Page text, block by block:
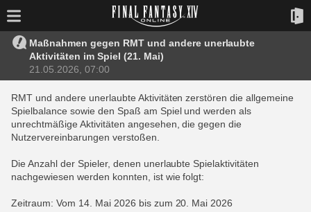
Maßnahmen gegen RMT und andere unerlaubte
Aktivitäten im Spiel (21. Mai)
21.05.2026, 07:00
RMT und andere unerlaubte Aktivitäten zerstören die allgemeine
Spielbalance sowie den Spaß am Spiel und werden als
unrechtmäßige Aktivitäten angesehen, die gegen die
Nutzervereinbarungen verstoßen.
Die Anzahl der Spieler, denen unerlaubte Spielaktivitäten
nachgewiesen werden konnten, ist wie folgt:
Zeitraum: Vom 14. Mai 2026 bis zum 20. Mai 2026